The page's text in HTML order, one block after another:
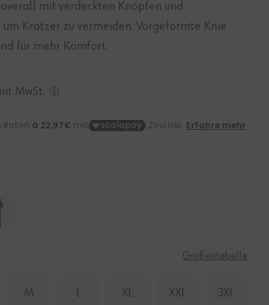
mit verdeckten Knöpfen und
um Kratzer zu vermeiden. Vorgeformte Knie
für mehr Komfort.
MwSt.
Größentabelle
M L XL XXL 3XL